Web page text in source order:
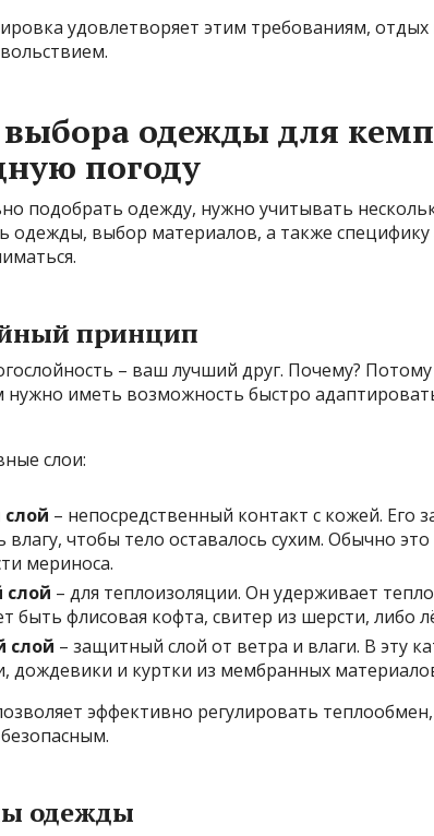
удовлетворяет этим требованиям, отдых
одежды для
погоду
подобрать одежду, нужно учитывать
одежды, выбор материалов, а также
принцип
– ваш лучший друг. Почему?
нужно иметь возможность быстро
слои:
– непосредственный контакт с кожей. Его
влагу, чтобы тело оставалось сухим. Обычно
мериноса.
слой – для теплоизоляции. Он удерживает
быть флисовая кофта, свитер из шерсти, либо
слой – защитный слой от ветра и влаги. В эту
дождевики и куртки из мембранных
эффективно регулировать
одежды